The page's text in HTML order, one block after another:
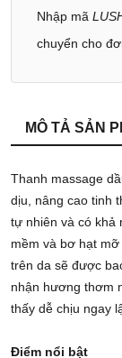
Nhập mã
chuyển cho
MÔ TẢ SẢN
Thanh massage
dịu, nâng cao tinh
tự nhiên và có khả
mềm và bơ hạt
trên da sẽ được
nhận hương thơm
thấy dễ chịu ngay
Điểm nổi bật